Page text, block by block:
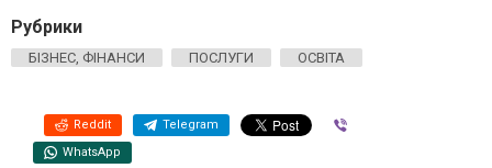
Рубрики
БІЗНЕС, ФІНАНСИ ПОСЛУГИ ОСВІТА
Reddit Telegram
WhatsApp